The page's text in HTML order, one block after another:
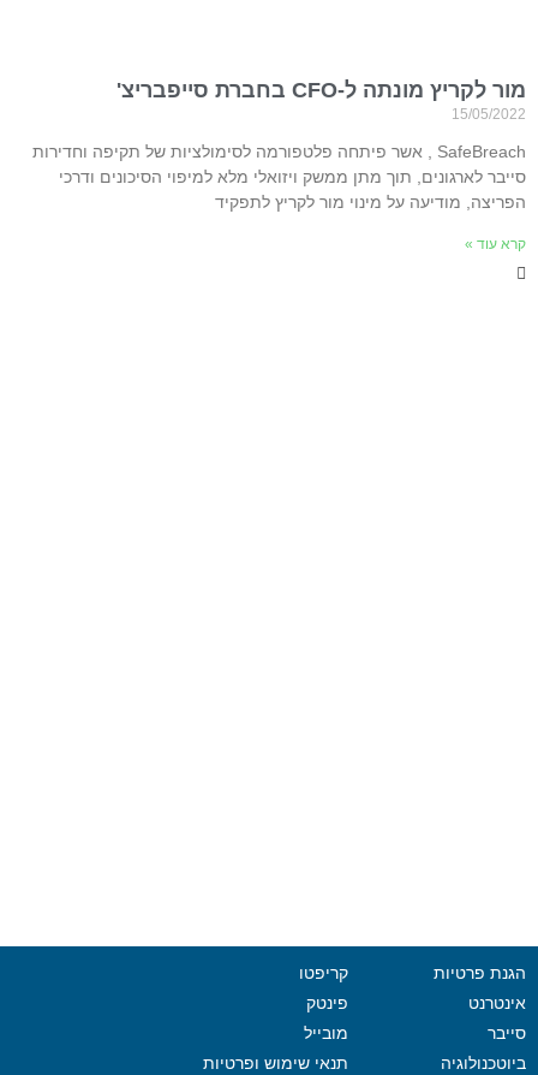
מור לקריץ מונתה ל-CFO בחברת סייפבריצ'
15/05/2022
SafeBreach , אשר פיתחה פלטפורמה לסימולציות של תקיפה וחדירות
סייבר לארגונים, תוך מתן ממשק ויזואלי מלא למיפוי הסיכונים ודרכי
הפריצה, מודיעה על מינוי מור לקריץ לתפקיד
קרא עוד »
הגנת פרטיות
אינטרנט
סייבר
ביוטכנולוגיה
קריפטו
פינטק
מובייל
תנאי שימוש ופרטיות